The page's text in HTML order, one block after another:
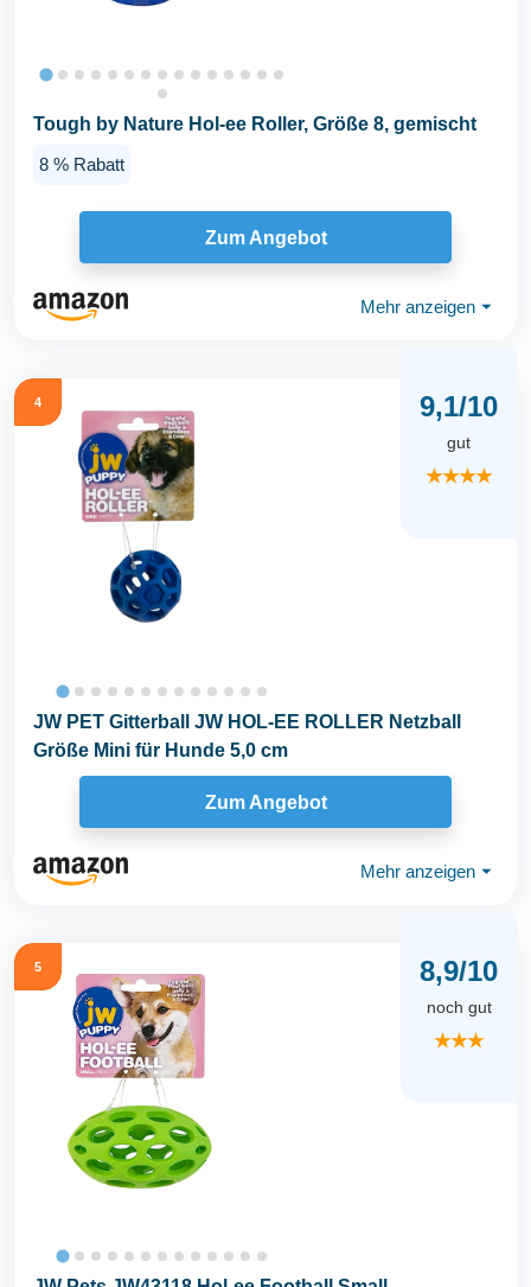
Tough by Nature Hol-ee Roller, Größe 8, gemischt
8 % Rabatt
Zum Angebot
Mehr anzeigen ⏷
4 9,1/10
gut
★★★★
JW PET Gitterball JW HOL-EE ROLLER Netzball
Größe Mini für Hunde 5,0 cm
Zum Angebot
Mehr anzeigen ⏷
5 8,9/10
noch gut
★★★